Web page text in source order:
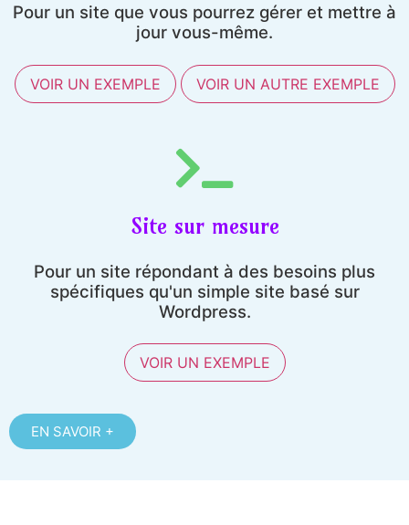
Pour un site que vous pourrez gérer et mettre à
jour vous-même.
VOIR UN EXEMPLE VOIR UN AUTRE EXEMPLE
Site sur mesure
Pour un site répondant à des besoins plus
spécifiques qu'un simple site basé sur
Wordpress.
VOIR UN EXEMPLE
EN SAVOIR +